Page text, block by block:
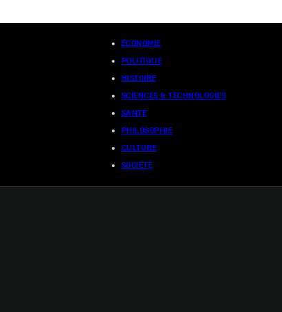
ÉCONOMIE
POLITIQUE
HISTOIRE
SCIENCES & TECHNOLOGIES
SANTÉ
PHILOSOPHIE
CULTURE
SOCIÉTÉ